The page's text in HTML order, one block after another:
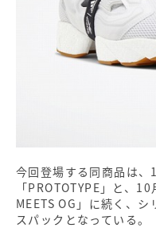
今回登場する同商品は
「PROTOTYPE」と、
MEETS OG」に続く、
スパックとなっている。